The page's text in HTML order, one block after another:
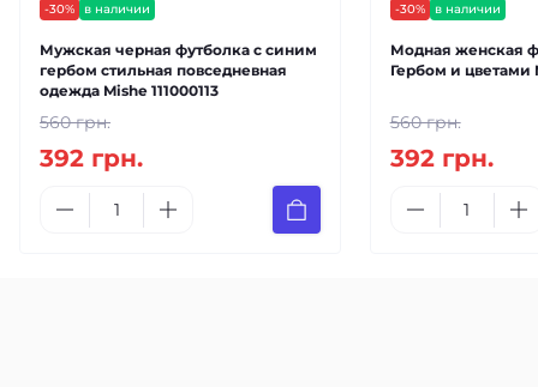
-30% в наличии
Мужская черная футболка с синим
гербом стильная повседневная
одежда Mishe 111000113
560 грн.
392 грн.
-30% в наличии
Модная женская
Гербом и цветами
560 грн.
392 грн.